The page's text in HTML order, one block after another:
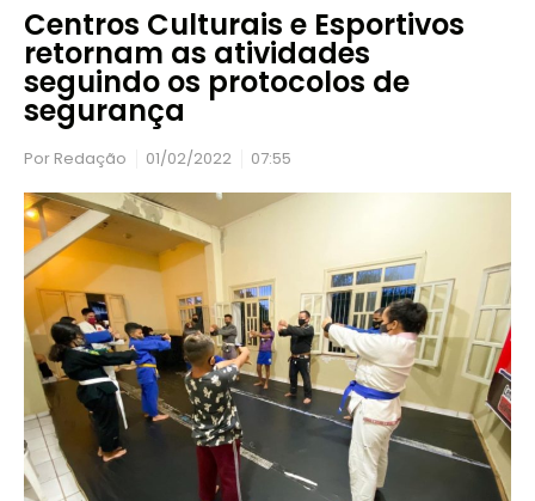
Centros Culturais e Esportivos
retornam as atividades
seguindo os protocolos de
segurança
Por Redação 01/02/2022 07:55